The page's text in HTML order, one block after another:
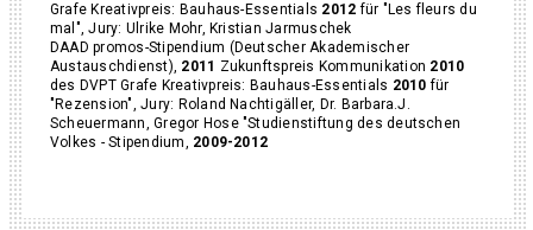
Grafe Kreativpreis: Bauhaus-Essentials 2012für "Les fleurs du
mal", Jury: Ulrike Mohr, Kristian Jarmuschek
DAAD promos-Stipendium (Deutscher Akademischer
Austauschdienst), 2011 Zukunftspreis Kommunikation 2010
des DVPT Grafe Kreativpreis: Bauhaus-Essentials 2010 für
"Rezension", Jury: Roland Nachtigäller, Dr. Barbara.J.
Scheuermann, Gregor Hose "Studienstiftung des deutschen
Volkes - Stipendium, 2009-2012